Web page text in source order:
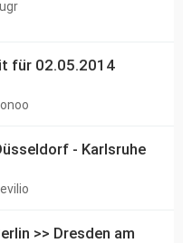
für 02.05.2014
- Karlsruhe
>> Dresden am